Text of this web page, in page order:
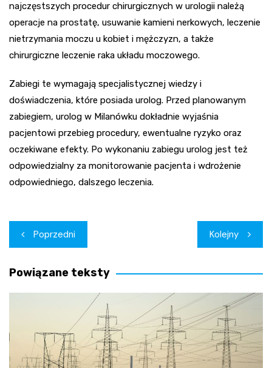
najczęstszych procedur chirurgicznych w urologii należą
operacje na prostatę, usuwanie kamieni nerkowych, leczenie
nietrzymania moczu u kobiet i mężczyzn, a także
chirurgiczne leczenie raka układu moczowego.
Zabiegi te wymagają specjalistycznej wiedzy i
doświadczenia, które posiada urolog. Przed planowanym
zabiegiem, urolog w Milanówku dokładnie wyjaśnia
pacjentowi przebieg procedury, ewentualne ryzyko oraz
oczekiwane efekty. Po wykonaniu zabiegu urolog jest też
odpowiedzialny za monitorowanie pacjenta i wdrożenie
odpowiedniego, dalszego leczenia.
Nawigacja
wpisu
Poprzedni Kolejny
Powiązane teksty